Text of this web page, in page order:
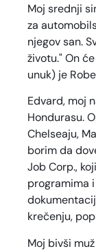
Moj srednji
za
njegov san.
životu." On
unuk) je
Edvard, moj
Hondurasu.
Chelseaju,
borim da
Job Corp.,
programima
krečenju,
Moj bivši